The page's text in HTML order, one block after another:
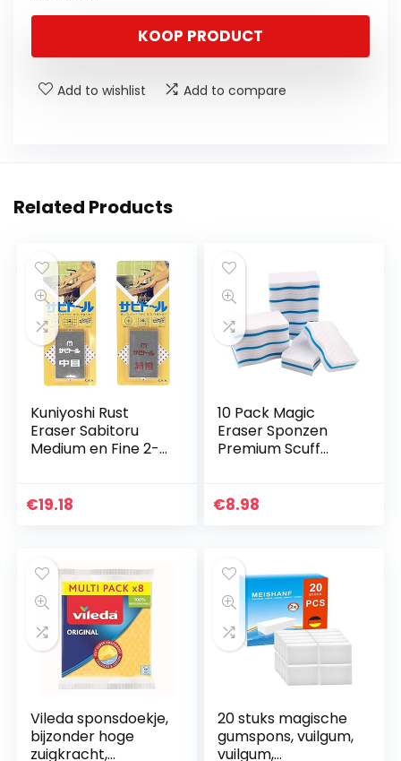
KOOP PRODUCT
Add to wishlist Add to compare
Related Products
Kuniyoshi Rust
Eraser Sabitoru
Medium en Fine 2-
€19.18
10 Pack Magic
Eraser Sponzen
Premium Scuff
Melamine Sponzen
€8.98
Vileda sponsdoekje,
bijzonder hoge
zuigkracht,
20 stuks magische
gumspons, vuilgum,
vuilgum,